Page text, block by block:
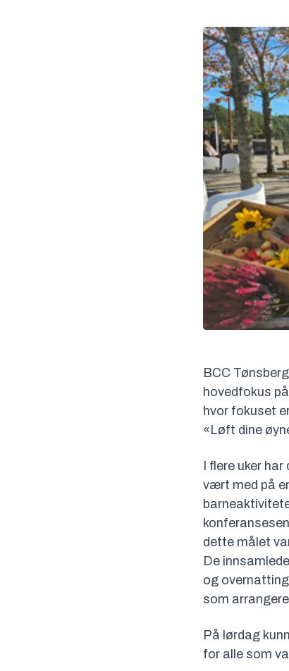
BCC
hovedfokus
hvor fokuset
«Løft dine
I flere uker
vært med på
dette målet
De
og
som
På lørdag
for alle som